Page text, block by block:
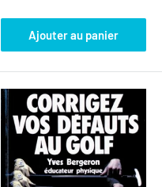
Ajouter au panier